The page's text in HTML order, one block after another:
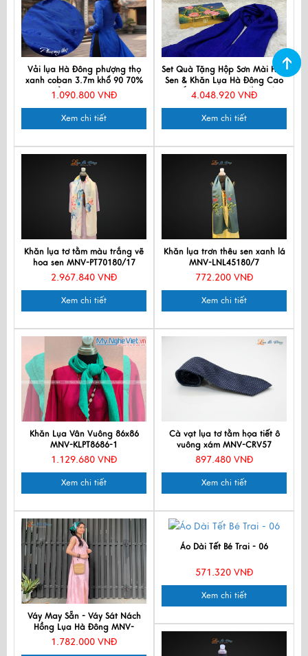
Vải lụa Hà Đông phượng thọ
xanh coban 3.7m khổ 90 70%
tơ tằm MNV-LNL131
1.090.800 VNĐ
Xem chi tiết
Set Quà Tặng Hộp Sơn Mài Hoa
Sen & Khăn Lụa Hà Đông Cao
Cấp - Quà tặng Đối tác/
hóa Việt CBKLNL89-3
4.048.920 VNĐ
Xem chi tiết
Khăn lụa tơ tằm màu trắng vẽ
hoa sen MNV-PT70180/17
2.967.840 VNĐ
Xem chi tiết
Khăn lụa trơn thêu sen xanh lá
MNV-LNL45180/7
772.200 VNĐ
Xem chi tiết
Khăn Lụa Vân Vuông 86x86
MNV-KLPT8686-1
1.129.680 VNĐ
Xem chi tiết
Cà vạt lụa tơ tằm họa tiết ô
vuông xám MNV-CRV57
897.480 VNĐ
Xem chi tiết
Váy May Sẵn - Váy Sát Nách
Hồng Lụa Hà Đông MNV-
TKLNL02-2
1.782.000 VNĐ
Áo Dài Tết Bé Trai - 06
571.320 VNĐ
Xem chi tiết